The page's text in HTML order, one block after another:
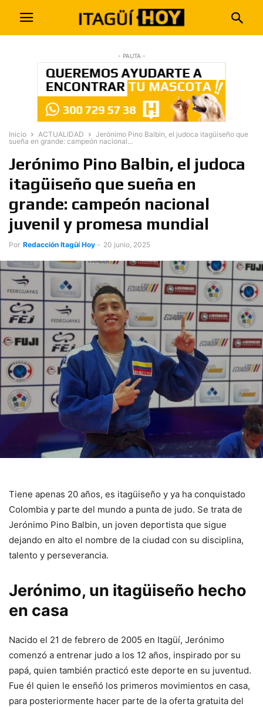
- PAUTA -
Inicio ACTUALIDAD
Jerónimo Pino Balbin, el judoca itagüiseño que
sueña en grande: campeón nacional...
Jerónimo Pino Balbin, el judoca
itagüiseño que sueña en
grande: campeón nacional
juvenil y promesa mundial
Por Redacción Itagüí Hoy - 20 junio, 2025
Tiene apenas 20 años, es itagüiseño y ya ha conquistado
Colombia y parte del mundo a punta de judo. Se trata de
Jerónimo Pino Balbin, un joven deportista que sigue
dejando en alto el nombre de la ciudad con su disciplina,
talento y perseverancia.
Jerónimo, un itagüiseño hecho
en casa
Nacido el 21 de febrero de 2005 en Itagüí, Jerónimo
comenzó a entrenar judo a los 12 años, inspirado por su
papá, quien también practicó este deporte en su juventud.
Fue él quien le enseñó los primeros movimientos en casa,
para posteriormente hacer parte de la oferta gratuita del